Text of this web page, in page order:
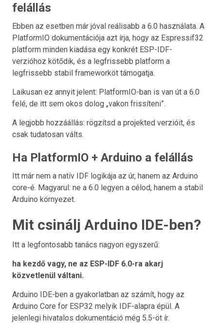
felállás
Ebben az esetben már jóval reálisabb a 6.0 használata. A
PlatformIO dokumentációja azt írja, hogy az Espressif32
platform minden kiadása egy konkrét ESP-IDF-
verzióhoz kötődik, és a legfrissebb platform a
legfrissebb stabil frameworköt támogatja.
Laikusan ez annyit jelent: PlatformIO-ban is van út a 6.0
felé, de itt sem okos dolog „vakon frissíteni”.
A legjobb hozzáállás: rögzítsd a projekted verzióit, és
csak tudatosan válts.
Ha PlatformIO + Arduino a felállás
Itt már nem a natív IDF logikája az úr, hanem az Arduino
core-é. Magyarul: ne a 6.0 legyen a célod, hanem a stabil
Arduino környezet.
Mit csinálj Arduino IDE-ben?
Itt a legfontosabb tanács nagyon egyszerű:
ha kezdő vagy, ne az ESP-IDF 6.0-ra akarj
közvetlenül váltani.
Arduino IDE-ben a gyakorlatban az számít, hogy az
Arduino Core for ESP32 melyik IDF-alapra épül. A
jelenlegi hivatalos dokumentáció még 5.5-öt ír.